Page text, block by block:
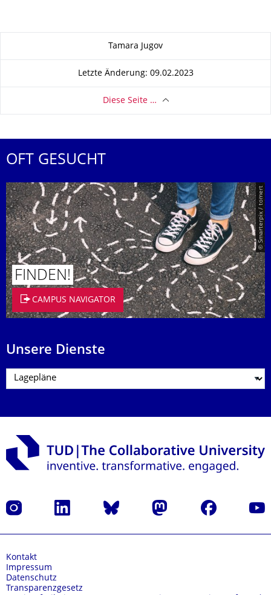
Tamara Jugov
Letzte Änderung: 09.02.2023
Diese Seite …
OFT GESUCHT
© Smarterpix / tomert
FINDEN!
CAMPUS NAVIGATOR
Unsere Dienste
Instagram LinkedIn Bluesky Mastodon Facebook
Kontakt
Impressum
Datenschutz
Transparenzgesetz